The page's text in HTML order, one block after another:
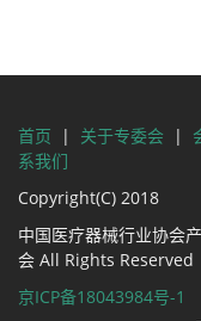
首页 | 关于专委会 |
系我们
Copyright(C) 2018
中国医疗器械行业协会
会 All Rights Reserved
京ICP备18043984号-1